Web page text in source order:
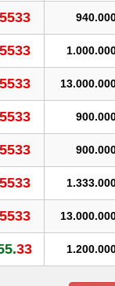
5533
5533
5533
5533
5533
5533
5533
33